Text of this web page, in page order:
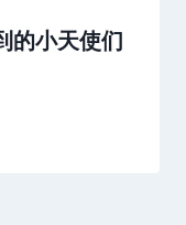
的小天使们